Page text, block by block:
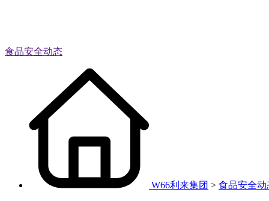
食品安全动态
W66利来集团 > 食品安全动